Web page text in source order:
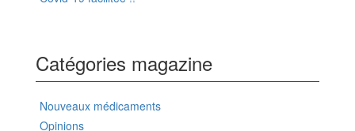
Catégories magazine
Nouveaux médicaments
Opinions